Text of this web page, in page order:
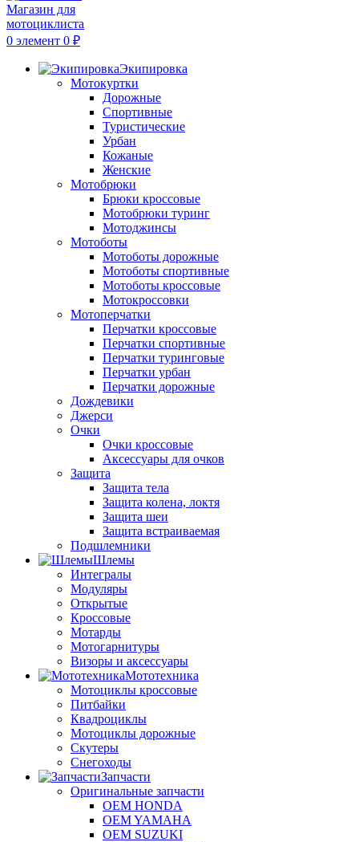
0 элемент 0 ₽
Экипировка
Мотокуртки
Дорожные
Спортивные
Туристические
Урбан
Кожаные
Женские
Мотобрюки
Брюки кроссовые
Мотобрюки туринг
Мотоджинсы
Мотоботы
Мотоботы дорожные
Мотоботы спортивные
Мотоботы кроссовые
Мотокроссовки
Мотоперчатки
Перчатки кроссовые
Перчатки спортивные
Перчатки туринговые
Перчатки урбан
Перчатки дорожные
Дождевики
Джерси
Очки
Очки кроссовые
Аксессуары для очков
Защита
Защита тела
Защита колена, локтя
Защита шеи
Защита встраиваемая
Подшлемники
Шлемы
Интегралы
Модуляры
Открытые
Кроссовые
Мотарды
Мотогарнитуры
Визоры и аксессуары
Мототехника
Мотоциклы кроссовые
Питбайки
Квадроциклы
Мотоциклы дорожные
Скутеры
Снегоходы
Запчасти
Оригинальные запчасти
OEM HONDA
OEM YAMAHA
OEM SUZUKI